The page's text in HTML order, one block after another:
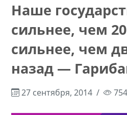
Наше
сильнее, чем
сильнее, чем
назад —
27 сентября, 2014 754